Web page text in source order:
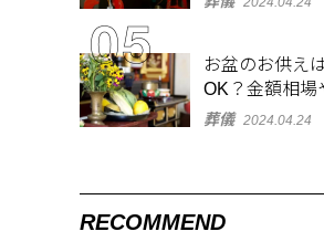
お盆のお供え
OK？金額相場
き方も解説
葬儀 2024.04.24
RECOMMEND